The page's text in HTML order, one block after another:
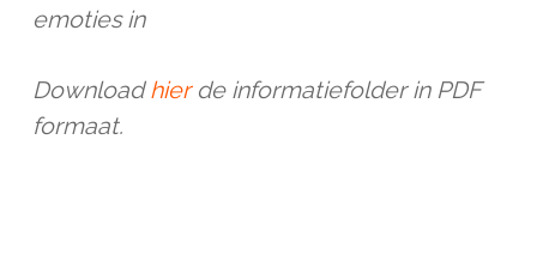
emoties in
Downloadhierde informatiefolder in PDF
formaat.